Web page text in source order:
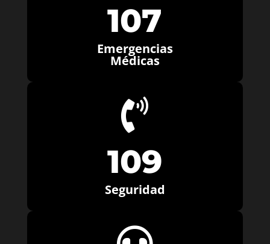
107
Emergencias
Médicas

109
Seguridad